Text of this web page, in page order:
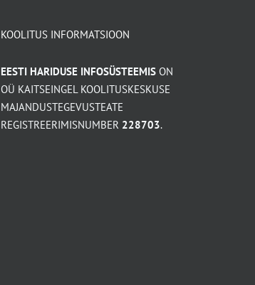
KOOLITUS INFORMATSIOON
EESTI HARIDUSE INFOSÜSTEEMIS ON
OÜ KAITSEINGEL KOOLITUSKESKUSE
MAJANDUSTEGEVUSTEATE
REGISTREERIMISNUMBER 228703.